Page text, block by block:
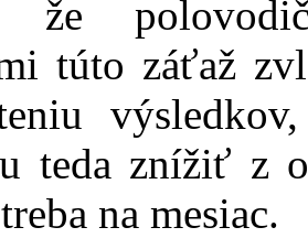
že
túto záťaž
teda znížiť z
na mesiac.